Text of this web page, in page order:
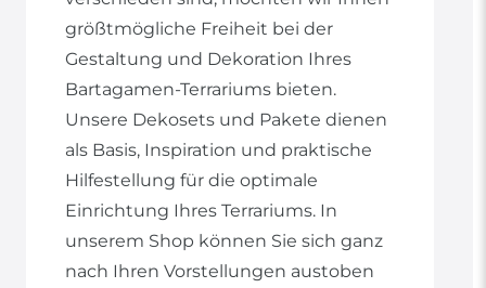
größtmögliche Freiheit bei der
Gestaltung und Dekoration Ihres
Bartagamen-Terrariums bieten.
Unsere Dekosets und Pakete dienen
als Basis, Inspiration und praktische
Hilfestellung für die optimale
Einrichtung Ihres Terrariums. In
unserem Shop können Sie sich ganz
nach Ihren Vorstellungen austoben